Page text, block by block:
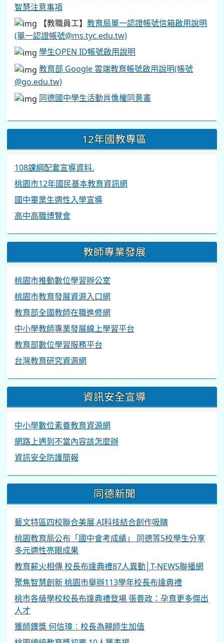
智慧注意事項
【教職員工】 教育局單一認證帳號信箱啟用說明
(單一認證帳號@ms.tyc.edu.tw)
學生OPEN ID帳號啟用說明
教育部 Google 雲端教育帳號啟用說明(帳號
@go.edu.tw)
同德國中學生活動肖像權同意書
12年國教專區
108課綱配套宣導資料.
桃園市12年國民基本教育資訊網
國中畢業生適性入學宣導
高中高職博覽會
教師專業發展
桃園市推動數位學習辦公室
桃園市教育發展資源入口網
教育部全國教師在職進修網
中小學教師專業發展線上學習平台
教育部數位學習服務平台
台灣教育研究資源網
資訊安全宣導
中小學數位素養教育資源網
網路上遇到不當內容該怎麼辦
資訊安全防護簡報
同德新聞
藝文特區四校聯合美展 AI科技結合創作吸睛
桃園教育局公布「國中會考成績」 同德等5校學生分享
多元適性亮眼成果
教育薪火相傳 校長布達典禮87人異動│T-NEWS聯播網
聚焦智慧創新 桃園市舉辦113學年校長布達典禮
桃市各級學校校長布達典禮登場 張善政：孕育更多傑出
人才
獲師鐸獎 何信璋︰校長為親師生加值